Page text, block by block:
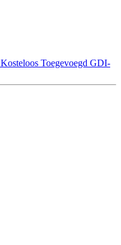
Kosteloos Toegevoegd GDI-